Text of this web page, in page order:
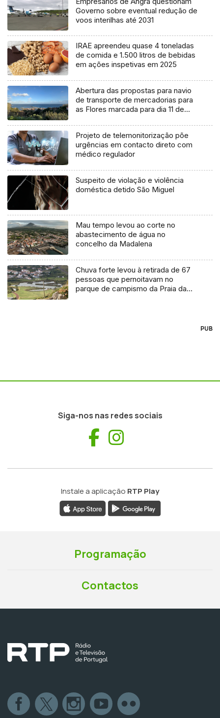
Governo sobre eventual redução de
voos interilhas até 2031
IRAE apreendeu quase 4 toneladas
de comida e 1.500 litros de bebidas
em ações inspetivas em 2025
Abertura das propostas para navio
de transporte de mercadorias para
as Flores marcada para dia 11 de
Projeto de telemonitorização põe
urgências em contacto direto com
médico regulador
Suspeito de violação e violência
doméstica detido São Miguel
Mau tempo levou ao corte no
abastecimento de água no
concelho da Madalena
Chuva forte levou à retirada de 67
pessoas que pernoitavam no
parque de campismo da Praia da
PUB
Siga-nos nas redes sociais
Facebook
Instale a aplicação RTP Play
Programação
Contactos